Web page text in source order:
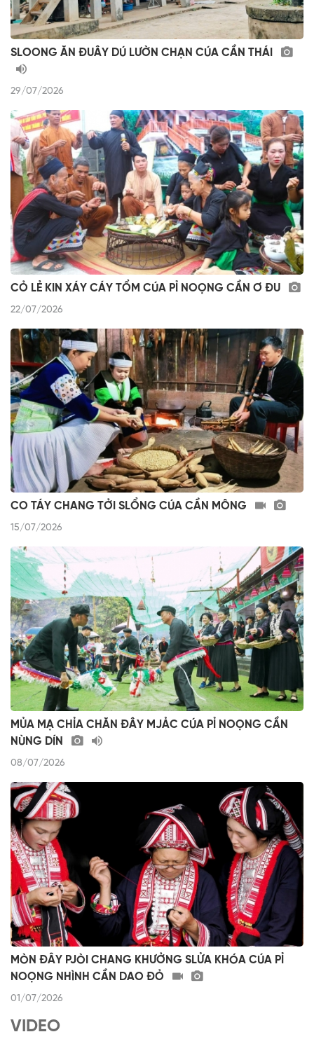
SLOONG ĂN ĐUÂY DÚ LƯỜN CHẠN CÚA CẦN THÁI
29/07/2026
CỎ LẺ KIN XÁY CÁY TỔM CÚA PỈ NOỌNG CẦN Ơ ĐU
22/07/2026
CO TÁY CHANG TỞI SLỔNG CÚA CẦN MÔNG
15/07/2026
MỦA MẠ CHỈA CHĂN ĐÂY MJẢC CÚA PỈ NOỌNG CẦN
NÙNG DÍN
08/07/2026
MÒN ĐÂY PJÒI CHANG KHƯỞNG SLỬA KHÓA CÚA PỈ
NOỌNG NHÌNH CẦN DAO ĐỎ
01/07/2026
VIDEO